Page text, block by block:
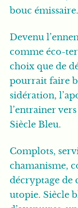
bouc émissaire.
Devenu
comme éco-
choix que de
pourrait faire
sidération,
l’entrainer
Siècle Bleu.
Complots,
chamanisme,
décryptage de
utopie. Siècle